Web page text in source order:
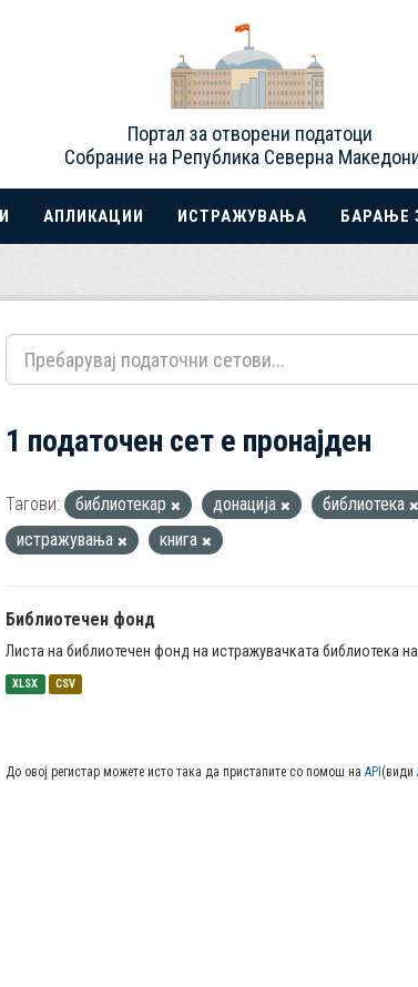
Портал за отворени податоци
Собрание на Република Северна
АПЛИКАЦИИ ИСТРАЖУВАЊА БАРАЊЕ
1 податочен сет е пронајден
Тагови: библиотекар донација
библиотека
истражувања
книга
Библиотечен фонд
Листа на библиотечен фонд на истражувачката библиотека
XLSX CSV
До овој регистар можете исто така да пристапите со помош на API (види